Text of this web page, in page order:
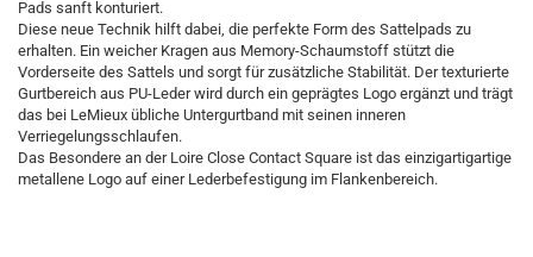
Pads sanft konturiert.
Diese neue Technik hilft dabei, die perfekte Form des Sattelpads zu
erhalten. Ein weicher Kragen aus Memory-Schaumstoff stützt die
Vorderseite des Sattels und sorgt für zusätzliche Stabilität. Der texturierte
Gurtbereich aus PU-Leder wird durch ein geprägtes Logo ergänzt und trägt
das bei LeMieux übliche Untergurtband mit seinen inneren
Verriegelungsschlaufen.
Das Besondere an der Loire Close Contact Square ist das einzigartigartige
metallene Logo auf einer Lederbefestigung im Flankenbereich.